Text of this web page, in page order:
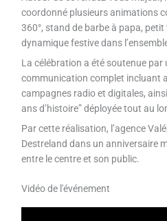
coordonné plusieurs animations
360°, stand de barbe à papa,
dynamique festive dans
La célébration a été soutenue par
communication complet incluant
campagnes radio et digitales,
ans d’histoire” déployée tout au
Par cette réalisation, l’agence
Destreland dans un anniversaire
entre le centre et son public.
Vidéo de l'événement